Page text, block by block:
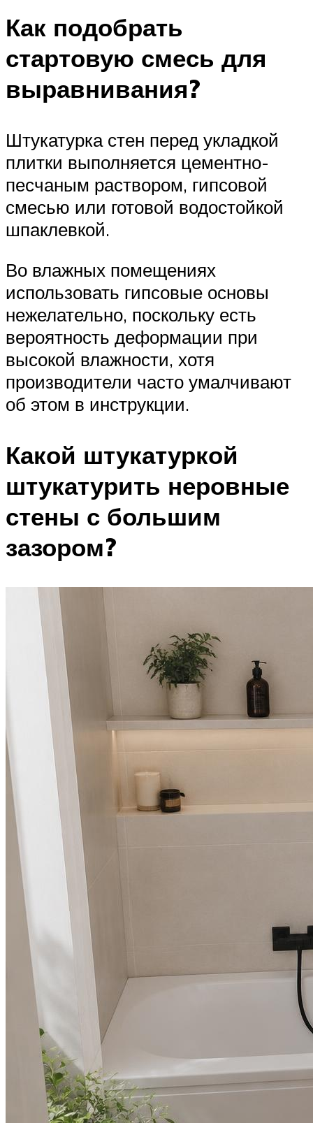
Как подобрать
стартовую смесь для
выравнивания?
Штукатурка стен перед укладкой
плитки выполняется цементно-
песчаным раствором, гипсовой
смесью или готовой водостойкой
шпаклевкой.
Во влажных помещениях
использовать гипсовые основы
нежелательно, поскольку есть
вероятность деформации при
высокой влажности, хотя
производители часто умалчивают
об этом в инструкции.
Какой штукатуркой
штукатурить неровные
стены с большим
зазором?